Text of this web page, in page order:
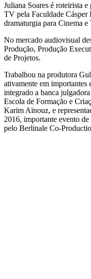
Juliana Soares é roteirista
TV pela Faculdade Cásper
dramaturgia para Cinema e
No mercado audiovisual
Produção, Produção
de Projetos.
Trabalhou na produtora
ativamente em importantes
integrado a banca
Escola de Formação e
Karim Aïnouz, e
2016, importante evento
pelo Berlinale Co-